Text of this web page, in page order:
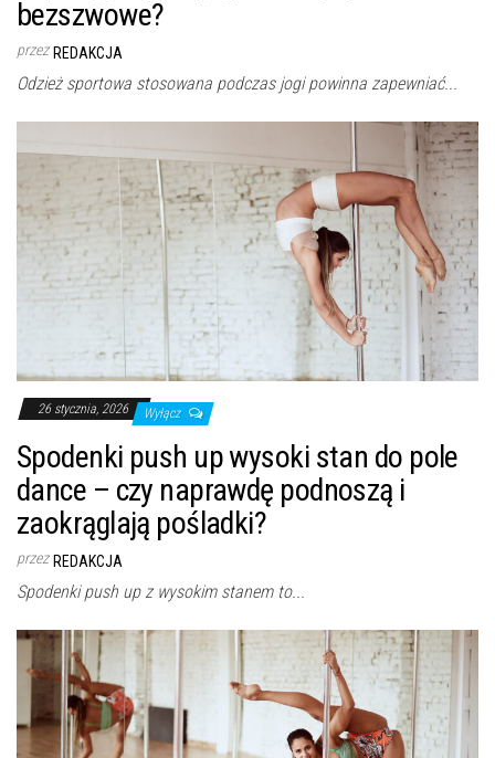
bezszwowe?
przez REDAKCJA
Odzież sportowa stosowana podczas jogi powinna zapewniać...
26 stycznia, 2026 Wyłącz
Spodenki push up wysoki stan do pole
dance – czy naprawdę podnoszą i
zaokrąglają pośladki?
przez REDAKCJA
Spodenki push up z wysokim stanem to...